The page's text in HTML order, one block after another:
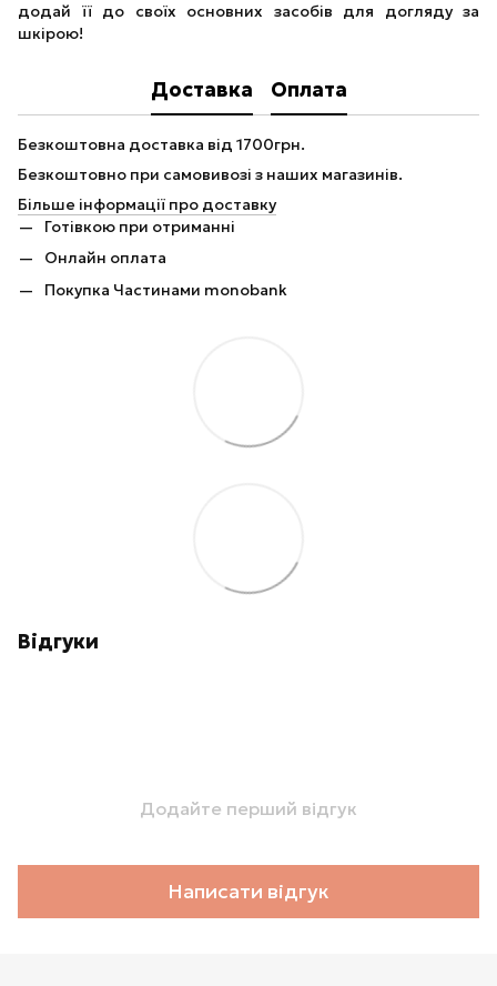
додай її до своїх основних засобів для догляду за
шкірою!
Доставка Оплата
Безкоштовна доставка від 1700грн.
Безкоштовно при самовивозі з наших магазинів.
Більше інформації про доставку
Готівкою при отриманні
Онлайн оплата
Покупка Частинами monobank
Відгуки
Додайте перший відгук
Написати відгук